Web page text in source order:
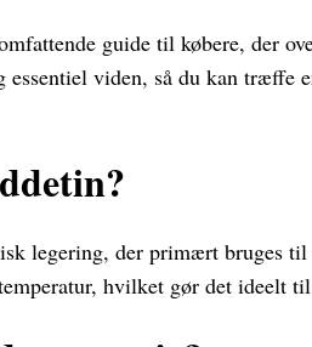
guide til købere, der
viden, så du kan træffe
legering, der primært bruges
hvilket gør det ideelt